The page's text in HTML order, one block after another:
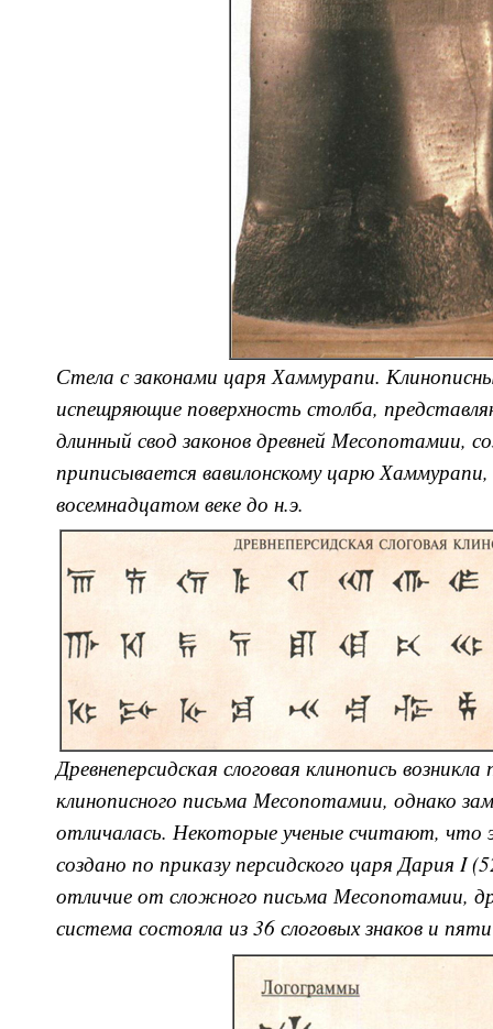
Стела с законами царя Хаммурапи.
испещряющие поверхность столба,
длинный свод законов древней Месопотамии,
приписывается вавилонскому царю
восемнадцатом веке до н.э.
Древнеперсидская слоговая клинопись
клинописного письма Месопотамии, однако
отличалась. Некоторые ученые считают, что
создано по приказу персидского царя Дария I
отличие от сложного письма Месопотамии,
система состояла из 36 слоговых знаков и